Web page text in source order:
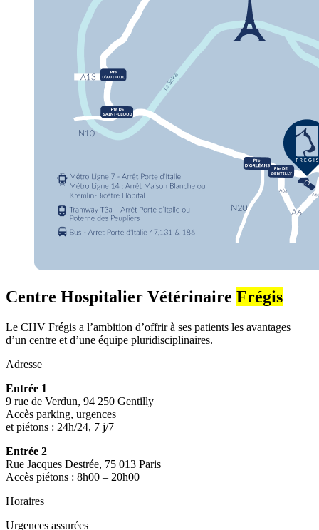
Centre Hospitalier Vétérinaire Frégis
Le CHV Frégis a l’ambition d’offrir à ses patients les avantages
d’un centre et d’une équipe pluridisciplinaires.
Adresse
Entrée 1
9 rue de Verdun, 94 250 Gentilly
Accès parking, urgences
et piétons : 24h/24, 7 j/7
Entrée 2
Rue Jacques Destrée, 75 013 Paris
Accès piétons : 8h00 – 20h00
Horaires
Urgences assurées